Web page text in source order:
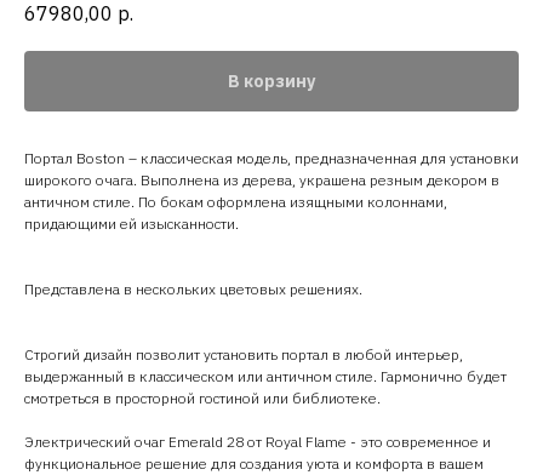
67980,00 р.
В корзину
Портал Boston – классическая модель, предназначенная для установки
широкого очага. Выполнена из дерева, украшена резным декором в
античном стиле. По бокам оформлена изящными колоннами,
придающими ей изысканности.
Представлена в нескольких цветовых решениях.
Строгий дизайн позволит установить портал в любой интерьер,
выдержанный в классическом или античном стиле. Гармонично будет
смотреться в просторной гостиной или библиотеке.
Электрический очаг Emerald 28 от Royal Flame - это современное и
функциональное решение для создания уюта и комфорта в вашем